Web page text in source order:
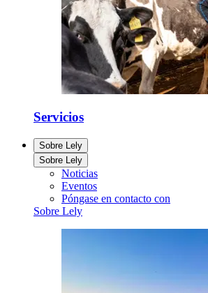
Servicios
Sobre Lely
Sobre Lely
Noticias
Eventos
Póngase en contacto con
Sobre Lely